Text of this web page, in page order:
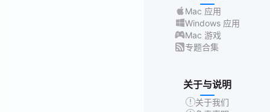
Mac 应用
Windows 应用
Mac 游戏
专题合集
关于与说明
关于我们